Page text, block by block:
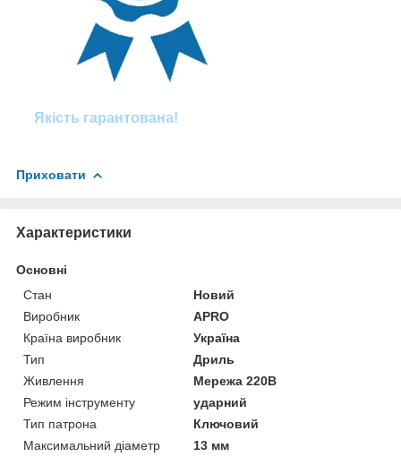
Якість гарантована!
Приховати
Характеристики
Основні
Стан
Новий
Виробник
APRO
Країна виробник
Україна
Тип
Дриль
Живлення
Мережа 220В
Режим інструменту
ударний
Тип патрона
Ключовий
Максимальний діаметр
13 мм